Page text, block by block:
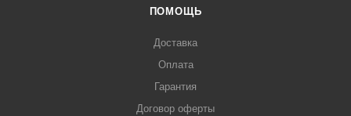
ПОМОЩЬ
Доставка
Оплата
Гарантия
Договор оферты